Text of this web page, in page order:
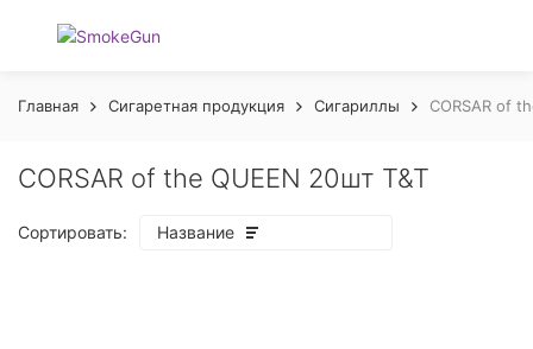
Главная Сигаретная продукция Сигариллы CORSAR of
CORSAR of the QUEEN 20шт T&T
Сортировать: Название